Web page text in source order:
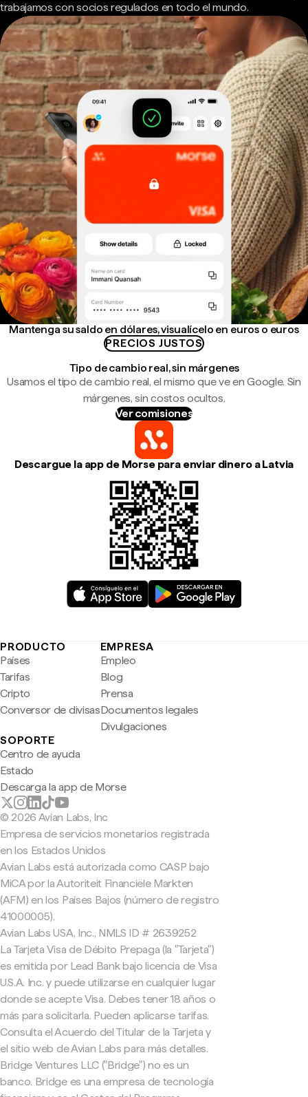
trabajamos con socios regulados en todo el mundo.
Mantenga su saldo en dólares, visualícelo en euros o euros
PRECIOS JUSTOS
Tipo de cambio real, sin márgenes
Usamos el tipo de cambio real, el mismo que ve en Google. Sin
márgenes, sin costos ocultos.
Ver comisiones
Descargue la app de Morse para enviar dinero a Latvia
PRODUCTO
Países
Tarifas
Cripto
Conversor de divisas
EMPRESA
Empleo
Blog
Prensa
Documentos legales
Divulgaciones
SOPORTE
Centro de ayuda
Estado
Descarga la app de Morse
© 2026 Avian Labs, Inc
Empresa de servicios monetarios registrada
en los Estados Unidos
Avian Labs está autorizada como CASP bajo
MiCA por la Autoriteit Financiële Markten
(AFM) en los Países Bajos (número de registro
41000005).
Avian Labs USA, Inc., NMLS ID # 2639252
La Tarjeta Visa de Débito Prepaga (la "Tarjeta")
es emitida por Lead Bank bajo licencia de Visa
U.S.A. Inc. y puede utilizarse en cualquier lugar
donde se acepte Visa. Debes tener 18 años o
más para solicitarla. Pueden aplicarse tarifas.
Consulta el Acuerdo del Titular de la Tarjeta y
el sitio web de Avian Labs para más detalles.
Bridge Ventures LLC ("Bridge") no es un
banco. Bridge es una empresa de tecnología